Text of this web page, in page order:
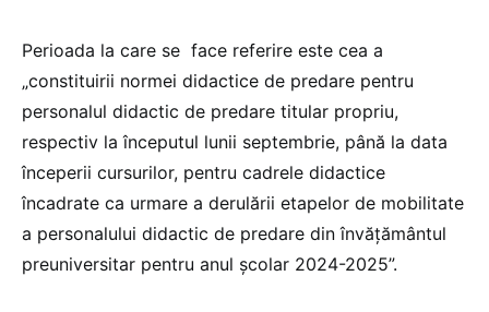
Perioada la care se face referire este cea a
„constituirii normei didactice de predare pentru
personalul didactic de predare titular propriu,
respectiv la începutul lunii septembrie, până la data
începerii cursurilor, pentru cadrele didactice
încadrate ca urmare a derulării etapelor de mobilitate
a personalului didactic de predare din învăţământul
preuniversitar pentru anul şcolar 2024-2025”.